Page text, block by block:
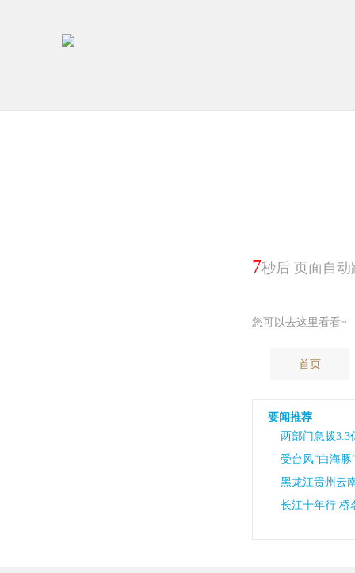
7秒后 页面自动
您可以去这里看看~
首页
要闻推荐
两部门急拨3.3
受台风“白海
黑龙江贵州云
长江十年行 桥